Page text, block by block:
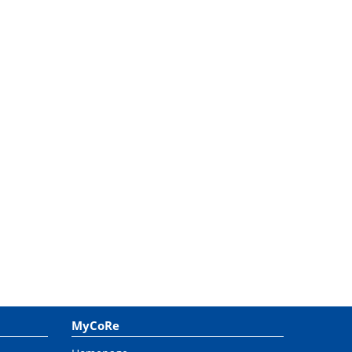
MyCoRe